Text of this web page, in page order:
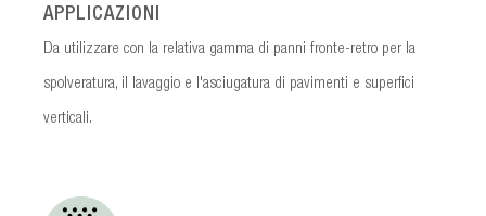
APPLICAZIONI
Da utilizzare con la relativa gamma di panni fronte-retro per la
spolveratura, il lavaggio e l'asciugatura di pavimenti e superfici
verticali.